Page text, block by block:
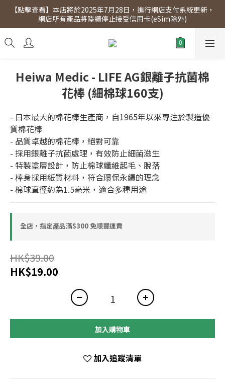
【點擊查看】會員專享 星期三全單95折!!!（優惠期至2026年12月
31日）。滿$300即免運費。
【點擊查看】本店將於2025年7月28日，進行網店支付系統更新，
網店所有產品將陸續停止接受信用卡(eSim除外)
【點擊查看】會員專享 星期三全單95折!!!（優惠期至2026年12月
31日）。滿$300即免運費。
Heiwa Medic - LIFE AG銀離子抗菌棉
花棒 (細棉球160支)
- 日本最大的棉花棒生產商，自1965年以來專注於製造優
質棉花棒
- 品質卓越的棉花棒，絕對可靠
- 採用銀離子抗菌處理，有效防止細菌滋生
- 特製塗層設計，防止棉球纖維起毛、脫落
- 棒身採用紙質材料，符合環保永續的理念
- 棉球直徑約為1.5毫米，適合多種用途
全店，指定產品滿$300 免順豐運費
HK$39.00
HK$19.00
加入購物車
加入追蹤清單